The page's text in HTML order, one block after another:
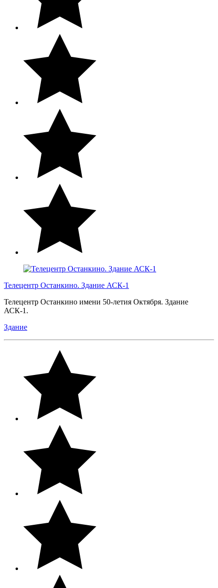
Телецентр Останкино. Здание АСК-1
Телецентр Останкино имени 50-летия Октября. Здание
АСК-1.
Здание